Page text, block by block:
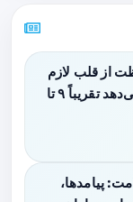
از قلب لازم
است؟ بررسی جدید نشان می‌دهد تقریباً ۹ تا
پیامدها،